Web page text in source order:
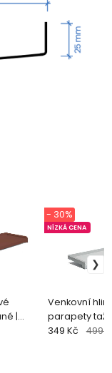
|
8004)
Venkovní
parapety
natural
NÍZKÁ CENA
- 30%
349 Kč 499